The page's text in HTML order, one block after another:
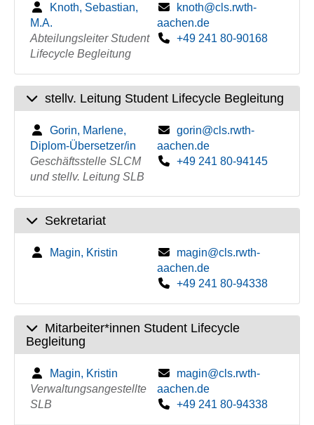
Knoth, Sebastian,
M.A.
Abteilungsleiter Student
Lifecycle Begleitung
knoth@cls.rwth-
aachen.de
+49 241 80-90168
stellv. Leitung Student Lifecycle Begleitung
Gorin, Marlene,
Diplom-Übersetzer/in
Geschäftsstelle SLCM
und stellv. Leitung SLB
gorin@cls.rwth-
aachen.de
+49 241 80-94145
Sekretariat
Magin, Kristin
magin@cls.rwth-
aachen.de
+49 241 80-94338
Mitarbeiter*innen Student Lifecycle
Begleitung
Magin, Kristin
Verwaltungsangestellte
SLB
magin@cls.rwth-
aachen.de
+49 241 80-94338